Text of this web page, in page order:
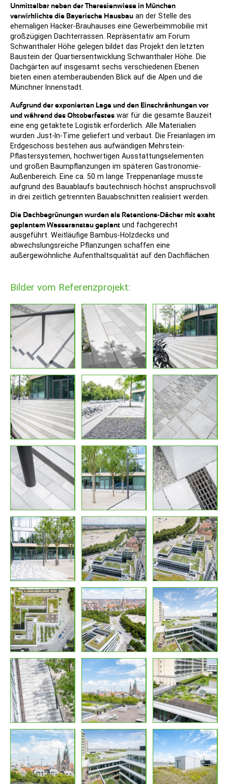
Unmittelbar neben der Theresienwiese in München
verwirklichte die Bayerische Hausbau an der Stelle des
ehemaligen Hacker-Brauhauses eine Gewerbeimmobilie mit
großzügigen Dachterrassen. Repräsentativ am Forum
Schwanthaler Höhe gelegen bildet das Projekt den letzten
Baustein der Quartiersentwicklung Schwanthaler Höhe. Die
Dachgärten auf insgesamt sechs verschiedenen Ebenen
bieten einen atemberaubenden Blick auf die Alpen und die
Münchner Innenstadt.
Aufgrund der exponierten Lage und den Einschränkungen vor
und während des Oktoberfestes war für die gesamte Bauzeit
eine eng getaktete Logistik erforderlich. Alle Materialien
wurden Just-In-Time geliefert und verbaut. Die Freianlagen im
Erdgeschoss bestehen aus aufwändigen Mehrstein-
Pflastersystemen, hochwertigen Ausstattungselementen
und großen Baumpflanzungen im späteren Gastronomie-
Außenbereich. Eine ca. 50 m lange Treppenanlage musste
aufgrund des Bauablaufs bautechnisch höchst anspruchsvoll
in drei zeitlich getrennten Bauabschnitten realisiert werden.
Die Dachbegrünungen wurden als Retentions-Dächer mit exakt
geplantem Wasseranstau geplant und fachgerecht
ausgeführt. Weitläufige Bambus-Holzdecks und
abwechslungsreiche Pflanzungen schaffen eine
außergewöhnliche Aufenthaltsqualität auf den Dachflächen.
Bilder vom Referenzprojekt: